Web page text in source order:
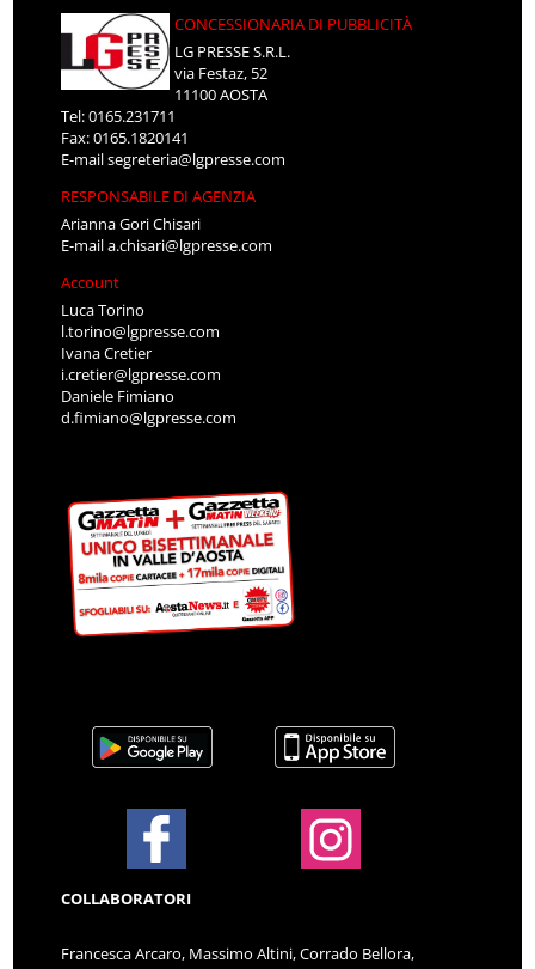
CONCESSIONARIA DI PUBBLICITÀ
LG PRESSE S.R.L.
via Festaz, 52
11100 AOSTA
Tel: 0165.231711
Fax: 0165.1820141
E-mailsegreteria@lgpresse.com
RESPONSABILE DI AGENZIA
Arianna Gori Chisari
E-maila.chisari@lgpresse.com
Account
Luca Torino
l.torino@lgpresse.com
Ivana Cretier
i.cretier@lgpresse.com
Daniele Fimiano
d.fimiano@lgpresse.com
COLLABORATORI
Francesca Arcaro, Massimo Altini, Corrado Bellora,